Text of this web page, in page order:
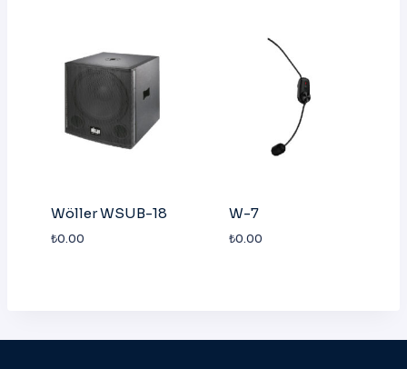
Wöller WSUB-18
₺0.00
W-7
₺0.00